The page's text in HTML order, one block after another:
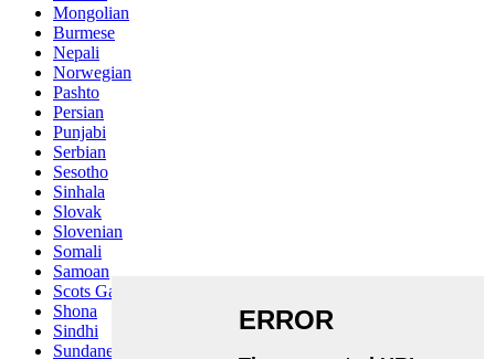
Mongolian
Burmese
Nepali
Norwegian
Pashto
Persian
Punjabi
Serbian
Sesotho
Sinhala
Slovak
Slovenian
Somali
Samoan
Scots Gaelic
Shona
Sindhi
Sundanese